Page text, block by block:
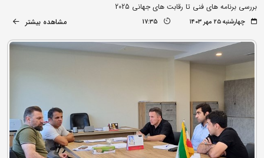
بررسی برنامه های فنی تا رقابت های جهانی 2025
چهارشنبه ۲۵ مهر ۱۴۰۳ 17:35 مشاهده بیشتر